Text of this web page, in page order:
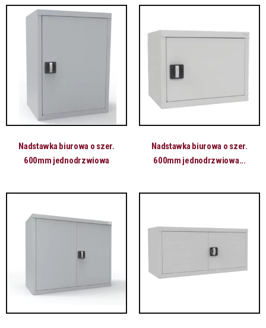
Nadstawka biurowa o szer.
600mm jednodrzwiowa
Nadstawka biurowa o szer.
600mm jednodrzwiowa...